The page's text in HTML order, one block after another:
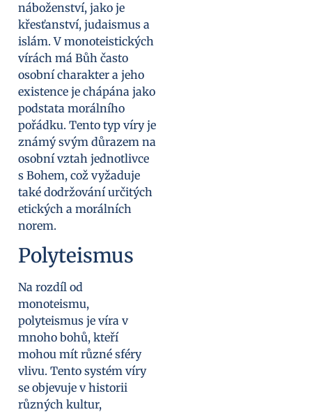
náboženství, jako je
křesťanství, judaismus a
islám. V monoteistických
vírách má Bůh často
osobní charakter a jeho
existence je chápána jako
podstata morálního
pořádku. Tento typ víry je
známý svým důrazem na
osobní vztah jednotlivce
s Bohem, což vyžaduje
také dodržování určitých
etických a morálních
norem.
Polyteismus
Na rozdíl od
monoteismu,
polyteismus je víra v
mnoho bohů, kteří
mohou mít různé sféry
vlivu. Tento systém víry
se objevuje v historii
různých kultur,